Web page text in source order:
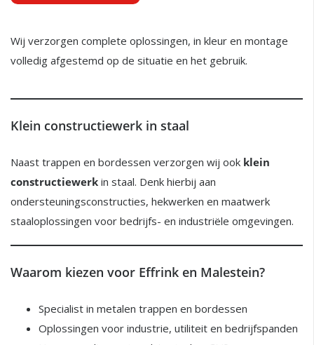
Wij verzorgen complete oplossingen, in kleur en montage
volledig afgestemd op de situatie en het gebruik.
Klein constructiewerk in staal
Naast trappen en bordessen verzorgen wij ook klein
constructiewerk in staal. Denk hierbij aan
ondersteuningsconstructies, hekwerken en maatwerk
staaloplossingen voor bedrijfs- en industriële omgevingen.
Waarom kiezen voor Effrink en Malestein?
Specialist in metalen trappen en bordessen
Oplossingen voor industrie, utiliteit en bedrijfspanden